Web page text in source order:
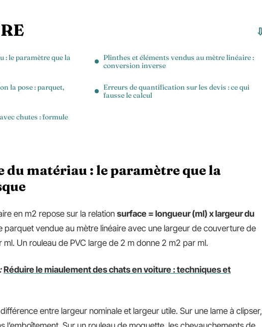
: le paramètre que la
la pose : parquet,
chutes : formule
Plinthes et éléments vendus au mètre linéaire :
conversion inverse
Erreurs de quantification sur les devis : ce qui
fausse le calcul
du matériau : le paramètre que la
en m2 repose sur la relation surface = longueur (ml) x largeur du
parquet vendue au mètre linéaire avec une largeur de couverture de
ml. Un rouleau de PVC large de 2 m donne 2 m2 par ml.
Réduire le miaulement des chats en voiture : techniques et
entre largeur nominale et largeur utile. Sur une lame à clipser,